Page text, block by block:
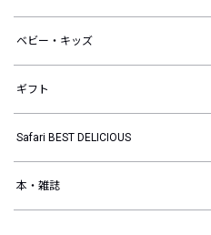
ベビー・キッズ
ギフト
Safari BEST DELICIOUS
本・雑誌